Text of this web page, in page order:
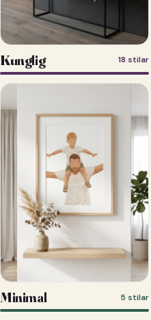
Kunglig 18 stilar
Minimal 5 stilar